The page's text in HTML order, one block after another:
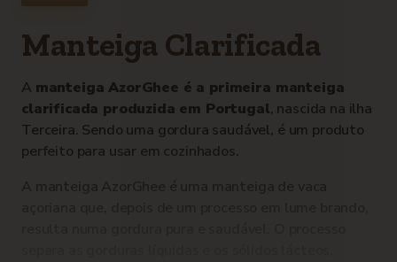
Manteiga Clarificada
A manteiga AzorGhee é a primeira manteiga
clarificada produzida em Portugal, nascida na ilha
Terceira. Sendo uma gordura saudável, é um produto
perfeito para usar em cozinhados.
A manteiga AzorGhee é uma manteiga de vaca